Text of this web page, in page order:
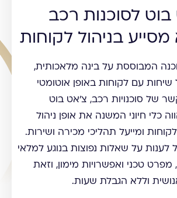
לסוכנות רכב
מסייע בניהול לקוחות
המבוססת על בינה מלאכותית,
עם לקוחות באופן אוטומטי
של סוכנויות רכב, צ'אט בוט
כלי חיוני המשנה את אופן ניהול
ומייעל תהליכי מכירה ושירות.
לענות על שאלות נפוצות בנוגע למלאי
טכני ואפשרויות מימון, וזאת
וללא הגבלת שעות.